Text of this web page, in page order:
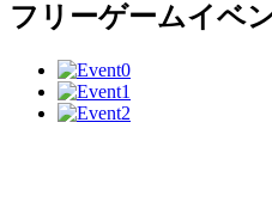
フリーゲームイベ